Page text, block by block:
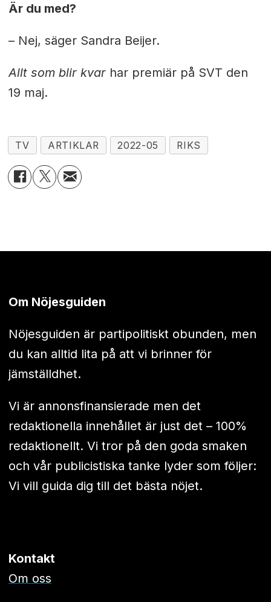
Är du med?
– Nej, säger Sandra Beijer.
Allt som blir kvar har premiär på SVT den
19 maj.
TV ARTIKLAR 2022-05 RIKS
Om Nöjesguiden
Nöjesguiden är partipolitiskt obunden, men
du kan alltid lita på att vi brinner för
jämställdhet.
Vi är annonsfinansierade men det
redaktionella innehållet är just det – 100%
redaktionellt. Vi tror på den goda smaken
och vår publicistiska tanke lyder som följer:
Vi vill guida dig till det bästa nöjet.
Kontakt
Om oss